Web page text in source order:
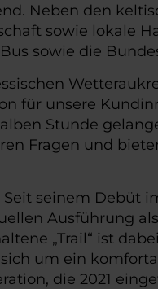
Neben den
sowie lokale
sowie die
für unsere
Stunde
Fragen und
seinem Debüt
Ausführung
„Trail“ ist
um ein
die 2021